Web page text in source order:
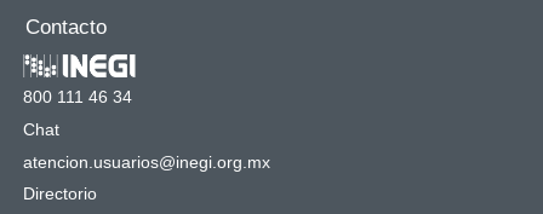
Contacto
800 111 46 34
Chat
atencion.usuarios@inegi.org.mx
Directorio